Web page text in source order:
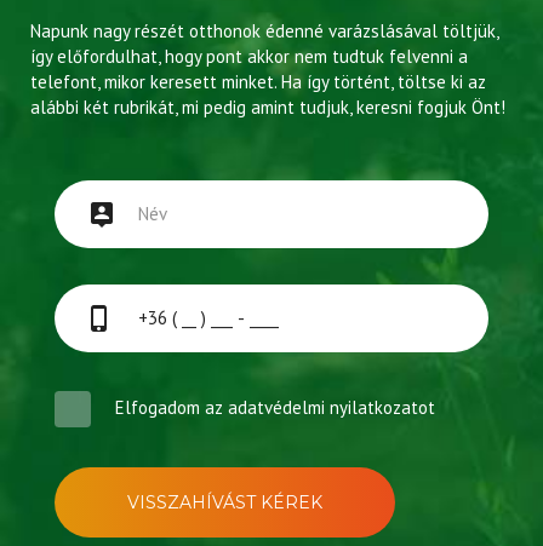
Napunk nagy részét otthonok édenné varázslásával töltjük,
így előfordulhat, hogy pont akkor nem tudtuk felvenni a
telefont, mikor keresett minket. Ha így történt, töltse ki az
alábbi két rubrikát, mi pedig amint tudjuk, keresni fogjuk Önt!
VISSZAHÍVÁST KÉREK
Elfogadom az adatvédelmi nyilatkozatot